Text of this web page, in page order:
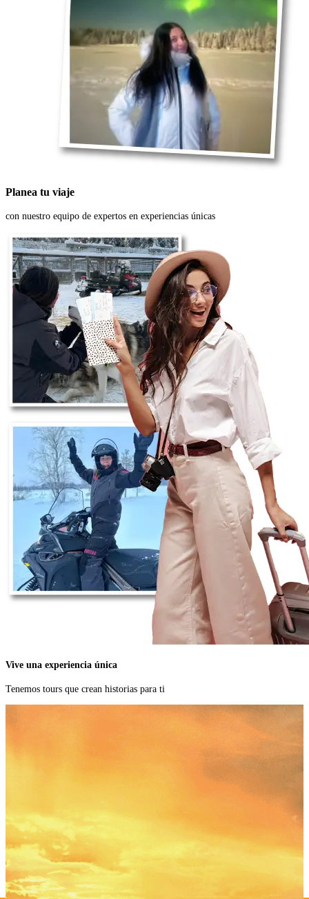
Planea tu viaje
con nuestro equipo de expertos en experiencias únicas
Vive una experiencia única
Tenemos tours que crean historias para ti